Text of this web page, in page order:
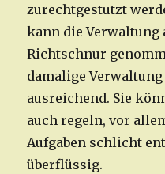
zurechtgestutzt
kann die Verwaltung
Richtschnur
damalige
ausreichend. Sie
auch regeln, vor
Aufgaben schlicht
überflüssig.